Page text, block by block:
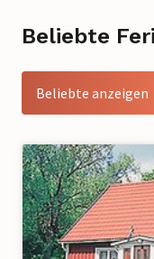
Beliebte
Beliebte anzeigen